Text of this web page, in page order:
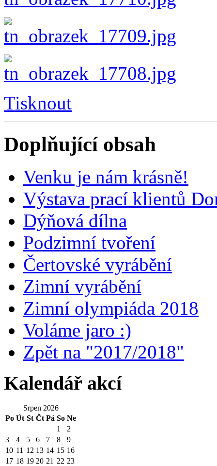
Tisknout
Doplňující obsah
Venku je nám krásně!
Výstava prací klientů
Dýňová dílna
Podzimní tvoření
Čertovské vyrábění
Zimní vyrábění
Zimní olympiáda 2018
Voláme jaro :)
Zpět na "2017/2018"
Kalendář akcí
Srpen 2026
Po Út St Čt Pá So Ne
1
2
3
4 5 6 7 8
9
10 11 12 13 14 15 16
17 18 19 20 21 22 23